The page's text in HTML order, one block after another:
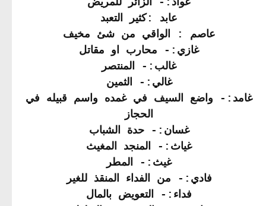
عابد :كثير التعبد
عاصم : الواقي من شئ مخيف
غازي:- محارب او مقاتل
غالب:- المنتصر
غالي:- الثمين
غامد:- واضع السيف في غمده واسم قبيله في
الحجاز
غسان:- حدة الشباب
غياث:- المنجد المغيث
غيث:- المطر
فادي:- من الفداء المنقذ للغير
فداء:- التعويض بالمال